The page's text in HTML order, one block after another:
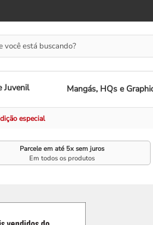
está buscando?
Juvenil Mangás, HQs e
especial
Parcele em até 5x sem juros
Em todos os produtos